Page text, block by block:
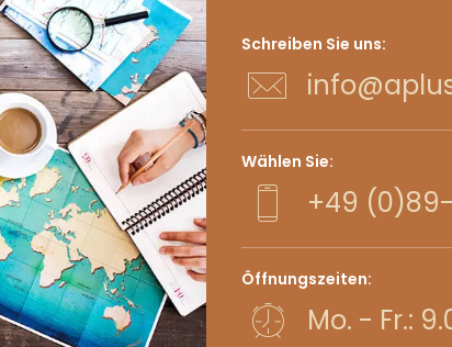
Schreiben Sie uns:
Wählen Sie:
+49
Öffnungszeiten:
Mo. - Fr.: